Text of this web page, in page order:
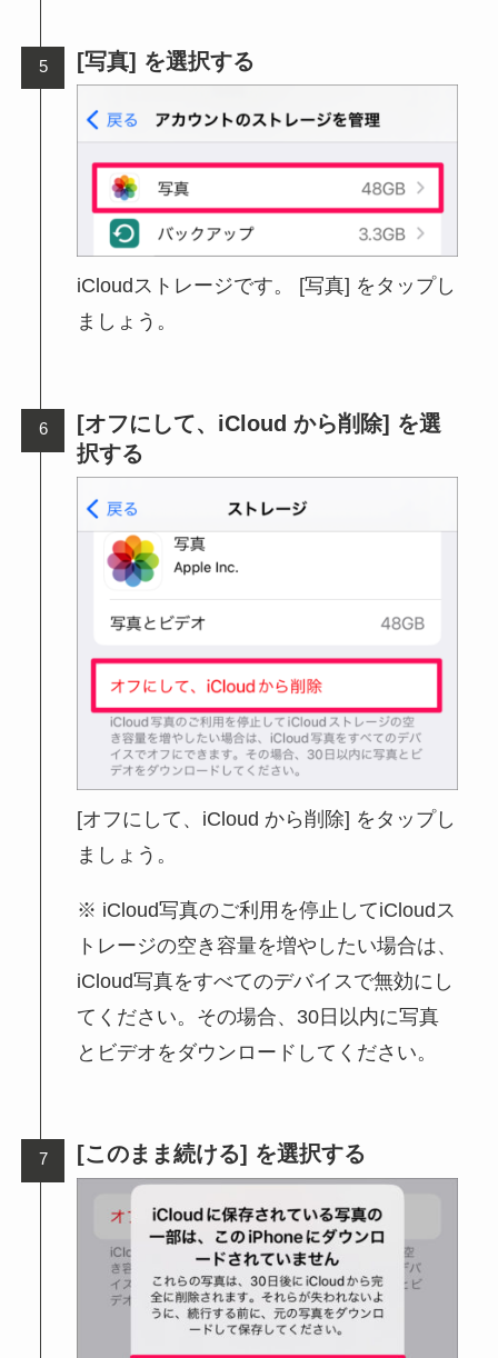
[写真] を選択する
iCloudストレージです。 [写真] をタップし
ましょう。
[オフにして、iCloud から削除] を選
択する
[オフにして、iCloud から削除] をタップし
ましょう。
iCloud写真のご利用を停止してiCloudス
トレージの空き容量を増やしたい場合は、
iCloud写真をすべてのデバイスで無効にし
てください。その場合、30日以内に写真
とビデオをダウンロードしてください。
[このまま続ける] を選択する